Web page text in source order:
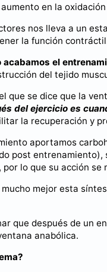
en la
nos lleva a un
la función
acabamos el
del tejido
que se dice que la
del ejercicio es
la recuperación y
aportamos
post
lo que su acción se
mejor esta
que después de un
anabólica.